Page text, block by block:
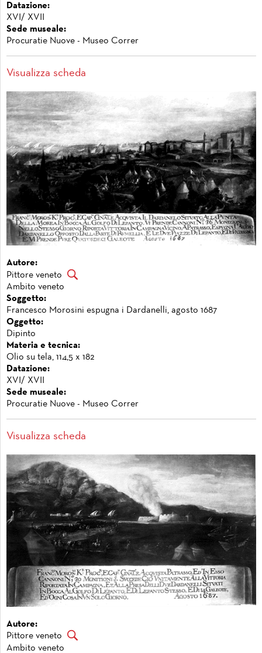
Datazione:
XVI/ XVII
Sede museale:
Procuratie Nuove - Museo Correr
Visualizza scheda
Autore:
Pittore veneto
Ambito veneto
Soggetto:
Francesco Morosini espugna i Dardanelli, agosto 1687
Oggetto:
Dipinto
Materia e tecnica:
Olio su tela, 114,5 x 182
Datazione:
XVI/ XVII
Sede museale:
Procuratie Nuove - Museo Correr
Visualizza scheda
Autore:
Pittore veneto
Ambito veneto